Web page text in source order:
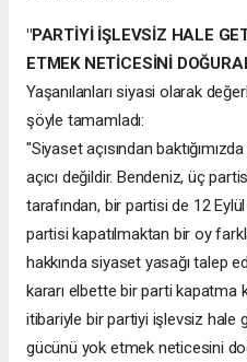
"PARTİYİ İŞLEVSİZ HALE
ETMEK NETİCESİNİ
Yaşanılanları siyasi olarak
şöyle tamamladı:
"Siyaset açısından
açıcı değildir. Bendeniz, üç
tarafından, bir partisi de 12
partisi kapatılmaktan bir oy
hakkında siyaset yasağı talep
kararı elbette bir parti kapatma
itibariyle bir partiyi işlevsiz hale
gücünü yok etmek neticesini